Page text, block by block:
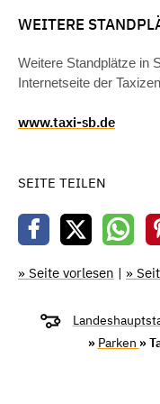
WEITERE
Weitere Standplätze in
Internetseite der
www.taxi-sb.de
SEITE TEILEN
» Seite vorlesen | »
» Parken »